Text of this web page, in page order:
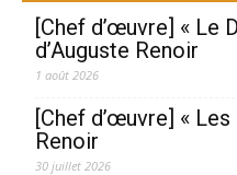
[Chef d’œuvre] « Le
d’Auguste Renoir
1 août 2026
[Chef d’œuvre] « Les
Renoir
30 juillet 2026